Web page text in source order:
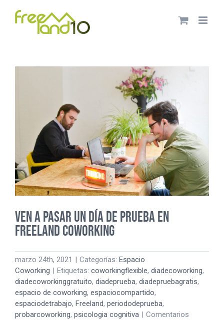
VEN A PASAR UN DÍA DE PRUEBA EN
FREELAND COWORKING
marzo 24th, 2021 | Categorías: Espacio
Coworking | Etiquetas: coworkingflexible, diadecoworking,
diadecoworkinggratuito, diadeprueba, diadepruebagratis,
espacio de coworking, espaciocompartido,
espaciodetrabajo, Freeland, periododeprueba,
probarcoworking, psicologia cognitiva | Comentarios